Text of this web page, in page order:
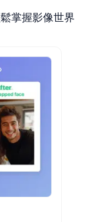
掌握影像世界